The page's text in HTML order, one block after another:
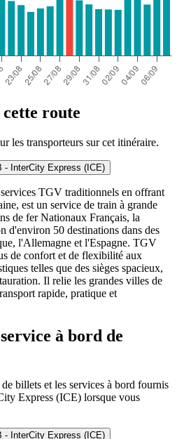
route
les transporteurs sur cet itinéraire.
- InterCity Express (ICE)
TGV traditionnels en offrant
est un service de train à grande
de fer Nationaux Français, la
d'environ 50 destinations dans des
l'Allemagne et l'Espagne. TGV
de confort et de flexibilité aux
telles que des sièges spacieux,
Il relie les grandes villes de
rapide, pratique et
à bord de
billets et les services à bord fournis
Express (ICE) lorsque vous
- InterCity Express (ICE)